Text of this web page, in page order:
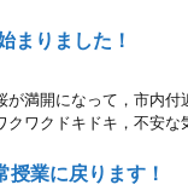
りました！
が満開になって，市内
クワクドキドキ，不安な
授業に戻ります！